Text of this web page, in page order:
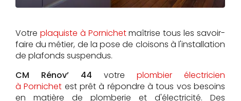
Votre plaquiste à Pornichetmaîtrise tous les savoir-
faire du métier, de la pose de cloisons à l'installation
de plafonds suspendus.
CM Rénov’ 44 votre plombier électricien
à Pornichet est prêt à répondre à tous vos besoins
en matière de plomberie et d'électricité. Des